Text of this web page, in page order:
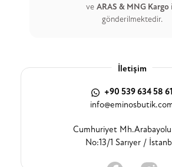
ve ARAS & MNG Kargo
gönderilmektedir.
İletişim
+90 539 634 58 61
Cumhuriyet
No:13/1 Sarıyer /